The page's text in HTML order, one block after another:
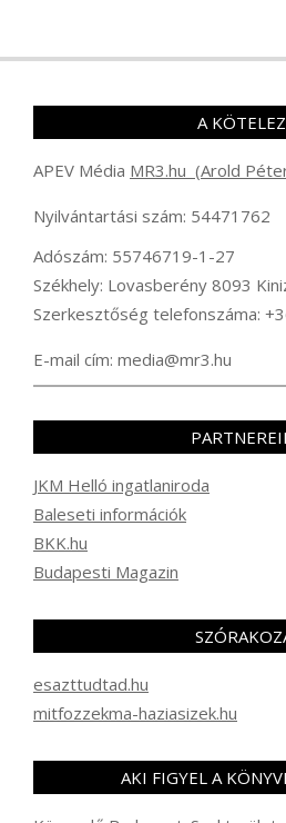
A
APEV Média MR3.hu (Arold
Nyilvántartási szám: 54471762
Adószám: 55746719-1-27
Székhely: Lovasberény 8093
Szerkesztőség telefonszáma:
E-mail cím: media@mr3.hu
JKM Helló ingatlaniroda
Baleseti információk
BKK.hu
Budapesti Magazin
esazttudtad.hu
mitfozzekma-haziasizek.hu
AKI FIGYEL A